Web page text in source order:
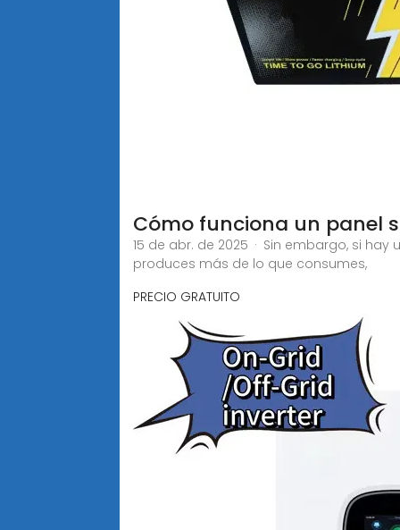
Cómo funciona un panel
15 de abr. de 2025 · Sin embargo, si
produces más de lo que consumes,
PRECIO GRATUITO